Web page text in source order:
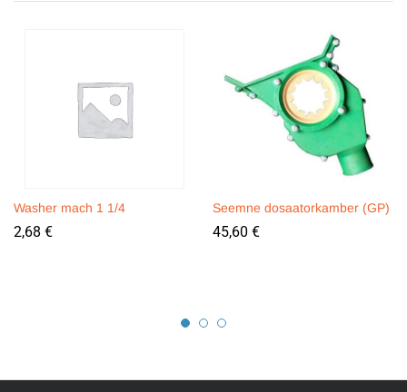
Washer mach 1 1/4
2,68 €
Seemne dosaatorkamber (GP)
45,60 €